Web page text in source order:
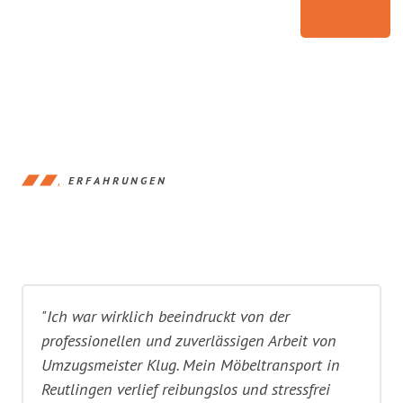
ERFAHRUNGEN
"Ich war wirklich beeindruckt von der
professionellen und zuverlässigen Arbeit von
Umzugsmeister Klug. Mein Möbeltransport in
Reutlingen verlief reibungslos und stressfrei